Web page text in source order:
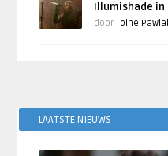
Illumishade in
doorToine
LAATSTE NIEUWS